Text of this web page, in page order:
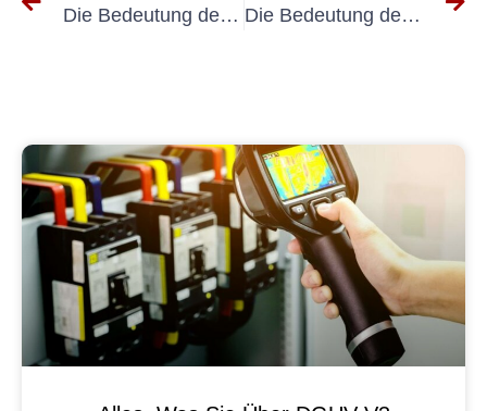
Die Bedeutung des Einsatzes von Messgeräten ortsfester Anlagen in industriellen Umgebungen Die Bedeutung der DGUV V3-Konformität von Messgeräten für die Sicherheit am Arbeitsplatz verstehen